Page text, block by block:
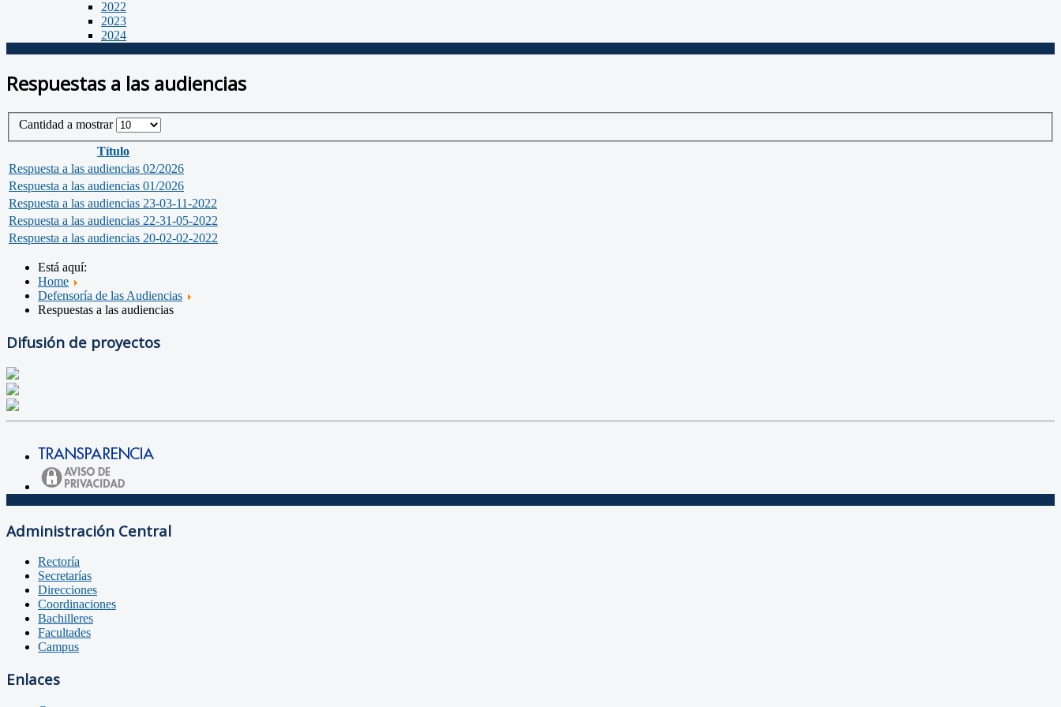
2022
2023
2024
Respuestas a las audiencias
Cantidad a mostrar
Título
Respuesta a las audiencias 02/2026
Respuesta a las audiencias 01/2026
Respuesta a las audiencias 23-03-11-2022
Respuesta a las audiencias 22-31-05-2022
Respuesta a las audiencias 20-02-02-2022
Está aquí:
Home
Defensoría de las Audiencias
Respuestas a las audiencias
Difusión de proyectos
Administración Central
Rectoría
Secretarías
Direcciones
Coordinaciones
Bachilleres
Facultades
Campus
Enlaces